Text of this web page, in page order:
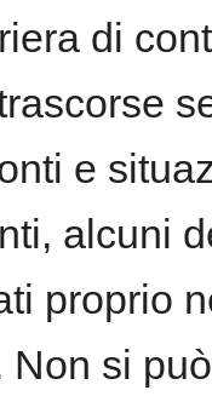
di
e
alcuni
proprio
Non si